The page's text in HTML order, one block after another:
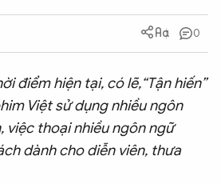
0
điểm hiện tại, có lẽ,“Tận hiến”
Việt sử dụng nhiều ngôn
việc thoại nhiều ngôn ngữ
dành cho diễn viên, thưa